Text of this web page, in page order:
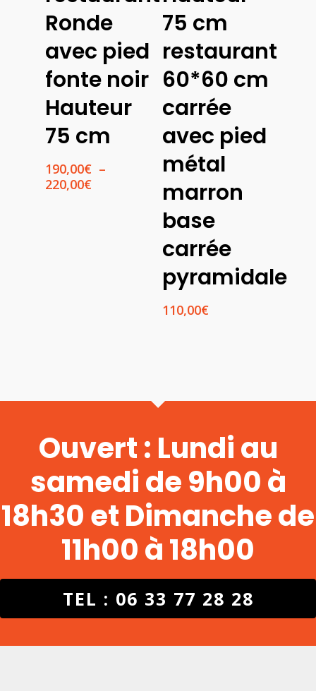
Ronde
avec pied
fonte noir
Hauteur
75 cm
190,00€ –
220,00€Plage
75 cm
restaurant
60*60 cm
carrée
avec pied
métal
marron
base
carrée
pyramidale
110,00€
Ouvert : Lundi au
samedi de 9h00 à
18h30 et Dimanche de
11h00 à 18h00
TEL : 06 33 77 28 28